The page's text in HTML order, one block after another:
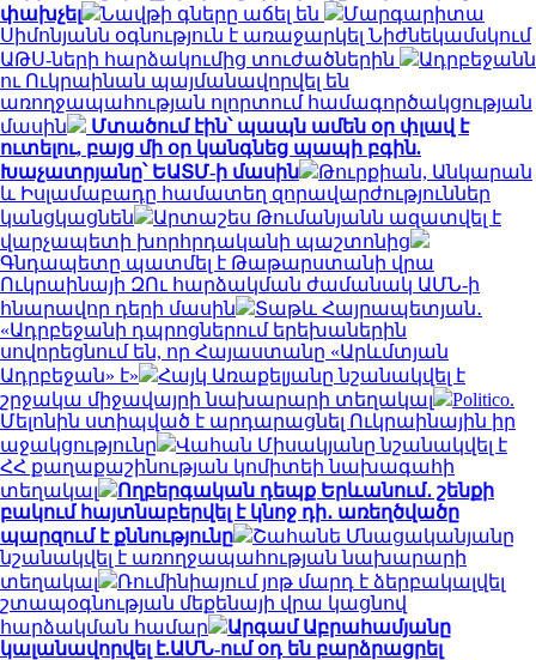
փախչել Նավթի գները աճել են
Մարգարիտա
Սիմոնյանն օգնություն է առաջարկել Նիժնեկամսկում
ԱԹՍ-ների հարձակումից տուժածներին
Ադրբեջանն
ու Ուկրաինան պայմանավորվել են
առողջապահության ոլորտում համագործակցության
մասին
Մտածում էին՝ պապն ամեն օր փլավ է
ուտելու, բայց մի օր կանգնեց պապի բգին.
Խաչատրյանը՝ ԵԱՏՄ-ի մասին
Թուրքիան, Անկարան
և Իսլամաբադը համատեղ զորավարժություններ
կանցկացնեն
Արտաշես Թումանյանն ազատվել է
վարչապետի խորհրդականի պաշտոնից
Գնդապետը պատմել է Թաթարստանի վրա
Ուկրաինայի ԶՈւ հարձակման ժամանակ ԱՄՆ-ի
հնարավոր դերի մասին
Տաթև Հայրապետյան․
«Ադրբեջանի դպրոցներում երեխաներին
սովորեցնում են, որ Հայաստանը «Արևմտյան
Ադրբեջան» է»
Հայկ Առաքելյանը նշանակվել է
շրջակա միջավայրի նախարարի տեղակալ
Politico.
Մելոնին ստիպված է արդարացնել Ուկրաինային իր
աջակցությունը
Վահան Միսակյանը նշանակվել է
ՀՀ քաղաքաշինության կոմիտեի նախագահի
տեղակալ
Ողբերգական դեպք Երևանում․ շենքի
բակում հայտնաբերվել է կնոջ դի․ առեղծվածը
պարզում է քննությունը
Շահանե Մնացականյանը
նշանակվել է առողջապահության նախարարի
տեղակալ
Ռումինիայում յոթ մարդ է ձերբակալվել
շտապօգնության մեքենայի վրա կացնով
հարձակման համար
Արգամ Աբրահամյանը
կալանավորվել է.ԱՄՆ-ում օդ են բարձրացրել